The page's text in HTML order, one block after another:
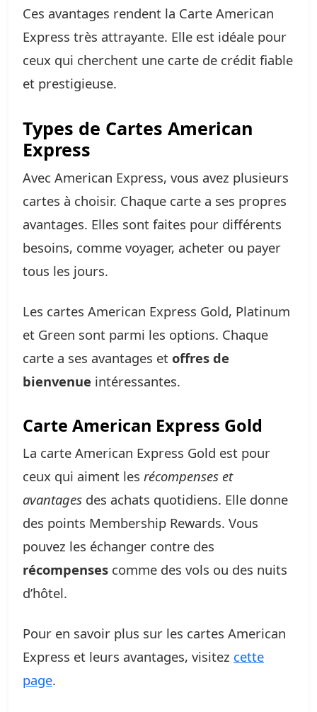
Ces avantages rendent la Carte American
Express très attrayante. Elle est idéale pour
ceux qui cherchent une carte de crédit fiable
et prestigieuse.
Types de Cartes American
Express
Avec American Express, vous avez plusieurs
cartes à choisir. Chaque carte a ses propres
avantages. Elles sont faites pour différents
besoins, comme voyager, acheter ou payer
tous les jours.
Les cartes American Express Gold, Platinum
et Green sont parmi les options. Chaque
carte a ses avantages et offres de
bienvenue intéressantes.
Carte American Express Gold
La carte American Express Gold est pour
ceux qui aiment les récompenses et
avantages des achats quotidiens. Elle donne
des points Membership Rewards. Vous
pouvez les échanger contre des
récompenses comme des vols ou des nuits
d’hôtel.
Pour en savoir plus sur les cartes American
Express et leurs avantages, visitez cette
page.